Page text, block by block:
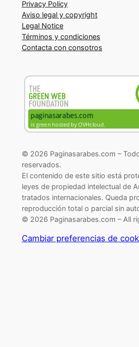
Privacy Policy
Aviso legal y copyright
Legal Notice
Términos y condiciones
Contacta con consotros
© 2026 Paginasarabes.com –
reservados.
El contenido de este sitio está
leyes de propiedad intelectual de
tratados internacionales. Queda
reproducción total o parcial sin
© 2026 Paginasarabes.com – All
Cambiar preferencias de